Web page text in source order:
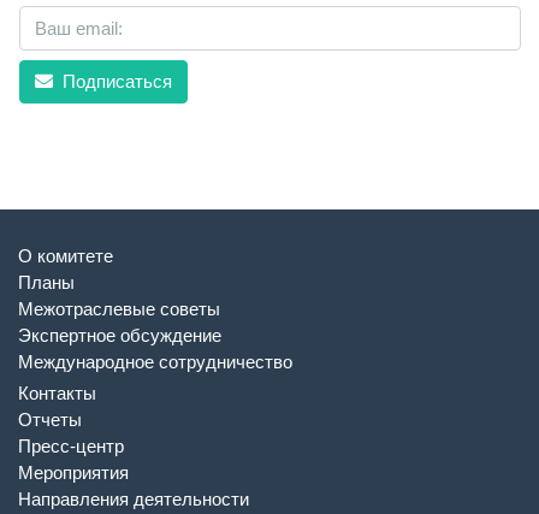
Подписаться
О комитете
Планы
Межотраслевые советы
Экспертное обсуждение
Международное сотрудничество
Контакты
Отчеты
Пресс-центр
Мероприятия
Направления деятельности